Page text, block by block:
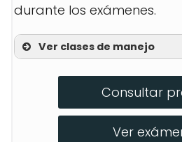
durante los exámenes.
Ver clases de manejo
Curso para adultos
Pruebas DOL
Consultar
Ver